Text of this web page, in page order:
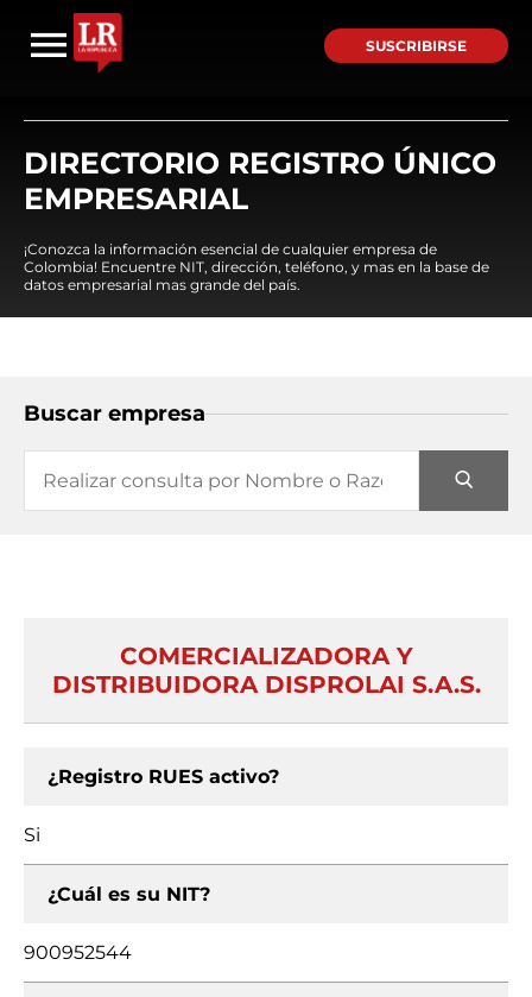
SUSCRIBIRSE
DIRECTORIO REGISTRO ÚNICO
EMPRESARIAL
¡Conozca la información esencial de cualquier empresa de
Colombia! Encuentre NIT, dirección, teléfono, y mas en la base de
datos empresarial mas grande del país.
Buscar empresa
COMERCIALIZADORA Y
DISTRIBUIDORA DISPROLAI S.A.S.
¿Registro RUES activo?
Si
¿Cuál es su NIT?
900952544